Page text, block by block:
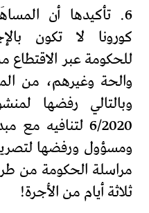
6. تأكيدها أن
كورونا لا تكون
للحكومة عبر الاقتطاع
والحة وغيرهم، من
وبالتالي رفضها
6/2020 لتنافيه
ومسؤول ورفضها
مراسلة الحكومة من
ثلاثة أيام من الأجرة!